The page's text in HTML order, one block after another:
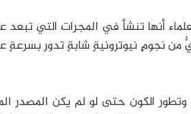
أنها تنشأ في المجرات التي تبعد
من نجومٍ نيوترونيةٍ شابةٍ تدور بسرعةٍ
الكون حتى لو لم يكن المصدر